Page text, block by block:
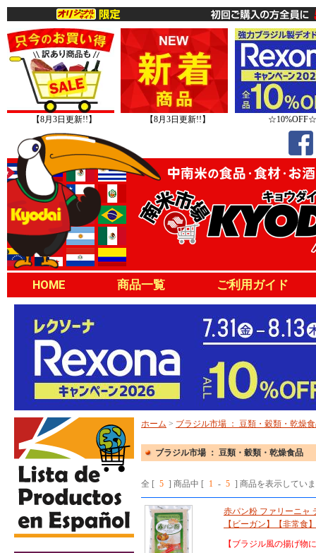
【8月3日更新!!】 【8月3日更新!!】 ☆10%OFF☆
HOME 商品一覧 ご利用ガイド
ホーム > ブラジル市場 ： 豆類・穀類・乾燥
ブラジル市場 ： 豆類・穀類・乾燥食品
全 [ 5 ] 商品中 [ 1 - 5 ] 商品を表示してい
赤パン粉 ファリーニャ
【ビーガン】【非常食
【ブラジル風の揚げ物